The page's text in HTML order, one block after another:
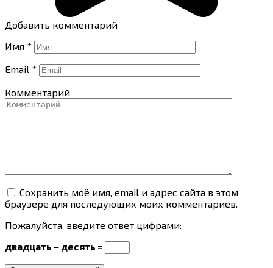
Добавить комментарий
Имя *
Email *
Комментарий
Сохранить моё имя, email и адрес сайта в этом
браузере для последующих моих комментариев.
Пожалуйста, введите ответ цифрами:
двадцать − десять =